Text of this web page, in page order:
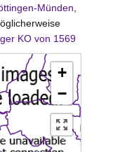
Münden
KO von 1569
+
−